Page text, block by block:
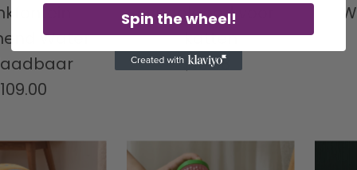
Water
Normale
speelgoed voor
katten
Normale
$15.98
Spin the wheel!